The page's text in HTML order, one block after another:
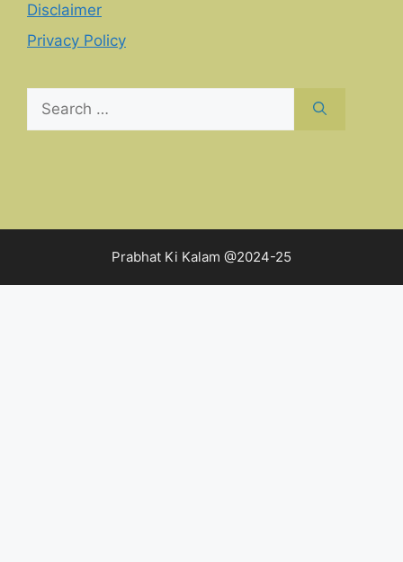
Disclaimer
Privacy Policy
for:
Prabhat Ki Kalam @2024-25